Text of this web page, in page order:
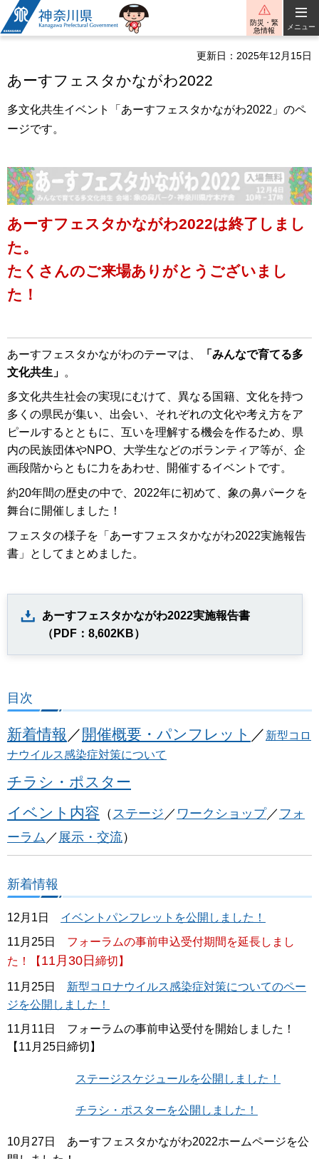
神奈川県
防災・緊
急情報
メニュー
更新日：2025年12月15日
あーすフェスタかながわ2022
多文化共生イベント「あーすフェスタかながわ2022」のペ
ージです。
あーすフェスタかながわ2022は終了しまし
た。
たくさんのご来場ありがとうございまし
た！
あーすフェスタかながわのテーマは、
「みんなで育てる多
文化共生」 。
多文化共生社会の実現にむけて、異なる国籍、文化を持つ
多くの県民が集い、出会い、それぞれの文化や考え方をア
ピールするとともに、互いを理解する機会を作るため、県
内の民族団体やNPO、大学生などのボランティア等が、企
画段階からともに力をあわせ、開催するイベントです。
約20年間の歴史の中で、2022年に初めて、象の鼻パークを
舞台に開催しました！
フェスタの様子を「あーすフェスタかながわ2022実施報告
書」としてまとめました。
あーすフェスタかながわ2022実施報告書
（PDF：8,602KB）
目次
新着情報 ／ 開催概要・パンフレット ／ 新型コロ
ナウイルス感染症対策について
チラシ・ポスター
イベント内容 （ ステージ ／ ワークショップ／ フォ
ーラム ／ 展示・交流）
新着情報
12月1日 イベントパンフレットを公開しました！
11月25日 フォーラムの事前申込受付期間を延長しまし
た！【 11月30日 締切】
11月25日 新型コロナウイルス感染症対策についてのペー
ジを公開しました！
11月11日 フォーラムの事前申込受付を開始しました！
【11月25日締切】
ステージスケジュールを公開しました！
チラシ・ポスターを公開しました！
10月27日 あーすフェスタかながわ2022ホームページを公